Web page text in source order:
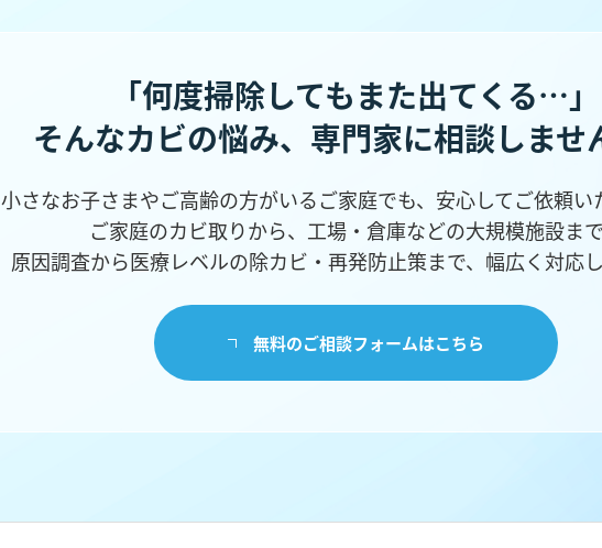
「何度掃除してもまた出てくる…」
そんなカビの悩み、 専門家に相談しませ
小さなお子さまやご高齢の方がいるご家庭でも、安心してご依頼い
ご家庭のカビ取りから、工場・倉庫などの大規模施設まで
原因調査から医療レベルの除カビ・再発防止策まで、幅広く対応し
無料のご相談フォームはこちら